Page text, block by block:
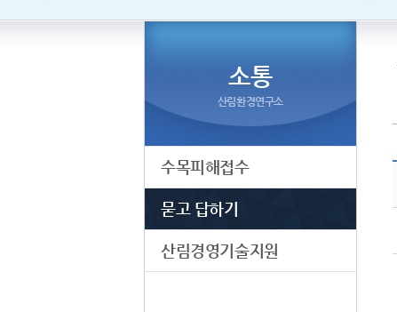
산림환경연구소
소통
수목피해접수
묻고 답하기
산림경영기술지원